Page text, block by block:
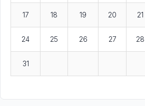
17 18 19 20 21
24 25 26 27 28
31